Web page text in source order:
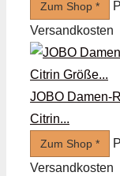
Zum Shop *
Versandkosten
JOBO Damen-
Citrin...
Zum Shop *
Versandkosten